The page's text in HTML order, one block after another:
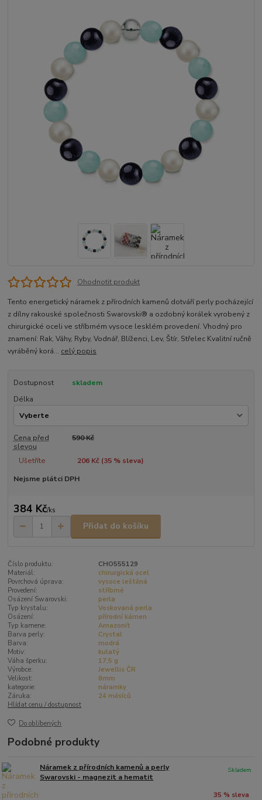
Ohodnotit produkt
Tento energetický náramek z přírodních kamenů dotváří perly pocházející
z dílny rakouské společnosti Swarovski® a ozdobný korálek vyrobený z
chirurgické oceli ve stříbrném vysoce lesklém provedení. Vhodný pro
znamení: Rak, Váhy, Ryby, Vodnář, Blíženci, Lev, Štír, Střelec Kvalitní ručně
vyráběný korá... celý popis
Dostupnost
skladem
Délka
Cena před
slevou
590 Kč
Ušetříte 206 Kč (35% sleva)
Nejsme plátci DPH
384 Kč/ks
Přidat do košíku
Číslo produktu:
CHO555129
Materiál:
chirurgická ocel
Povrchová úprava:
vysoce leštěná
Provedení:
stříbrné
Osázení Swarovski:
perla
Typ krystalu:
Voskovaná perla
Osázení:
přírodní kámen
Typ kamene:
Amazonit
Barva perly:
Crystal
Barva:
modrá
Motiv:
kulatý
Váha šperku:
17,5 g
Výrobce:
Jewellis ČR
Velikost:
8mm
kategorie:
náramky
Záruka:
24 měsíců
Hlídat cenu / dostupnost
Do oblíbených
Podobné produkty
Náramek z přírodních kamenů a perly
Swarovski - magnezit a hematit
35 % sleva
Skladem